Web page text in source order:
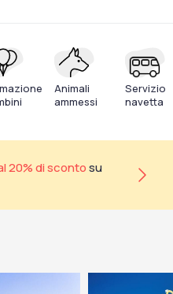
Animali
ammessi
Servizio
navetta
20% di scontosu